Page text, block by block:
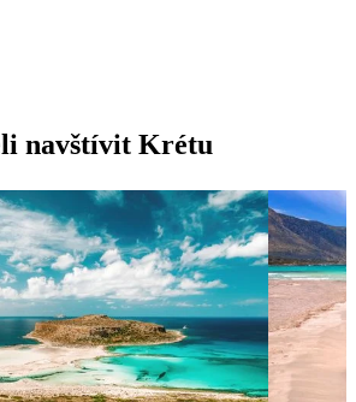
navštívit Krétu